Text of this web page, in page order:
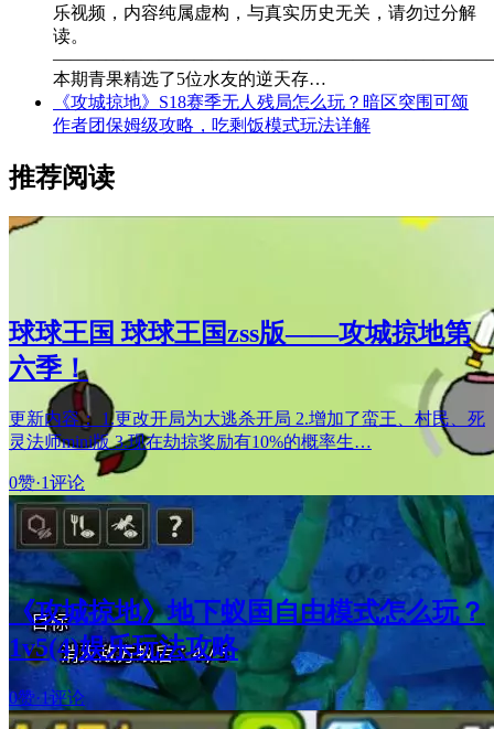
乐视频，内容纯属虚构，与真实历史无关，请勿过分解
读。
本期青果精选了5位水友的逆天存…
《攻城掠地》S18赛季无人残局怎么玩？暗区突围可颂
作者团保姆级攻略，吃剩饭模式玩法详解
推荐阅读
球球王国 球球王国zss版——攻城掠地第
六季！
更新内容： 1.更改开局为大逃杀开局 2.增加了蛮王、村民、死
灵法师mini版 3.现在劫掠奖励有10%的概率生…
0赞·1评论
《攻城掠地》地下蚁国自由模式怎么玩？
1v5(4)娱乐玩法攻略
0赞·1评论